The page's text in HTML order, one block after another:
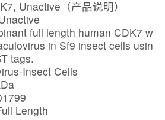
Unactive（产品说明）
full length human CDK7 w
in Sf9 insect cells usin
tags.
Insect Cells
Length